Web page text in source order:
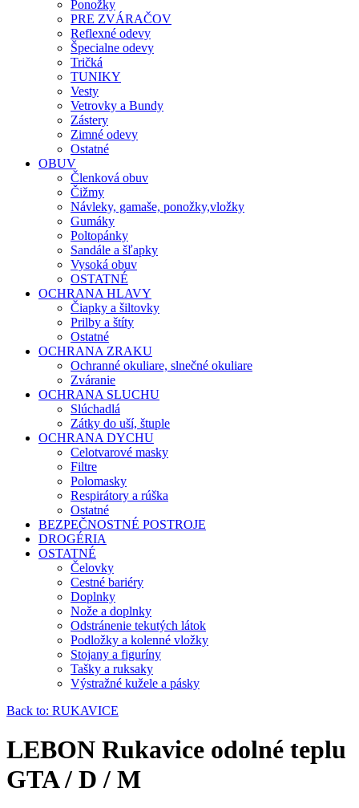
Ponožky
PRE ZVÁRAČOV
Reflexné odevy
Špecialne odevy
Tričká
TUNIKY
Vesty
Vetrovky a Bundy
Zástery
Zimné odevy
Ostatné
OBUV
Členková obuv
Čižmy
Návleky, gamaše, ponožky,vložky
Gumáky
Poltopánky
Sandále a šľapky
Vysoká obuv
OSTATNÉ
OCHRANA HLAVY
Čiapky a šiltovky
Prilby a štíty
Ostatné
OCHRANA ZRAKU
Ochranné okuliare, slnečné okuliare
Zváranie
OCHRANA SLUCHU
Slúchadlá
Zátky do uší, štuple
OCHRANA DYCHU
Celotvarové masky
Filtre
Polomasky
Respirátory a rúška
Ostatné
BEZPEČNOSTNÉ POSTROJE
DROGÉRIA
OSTATNÉ
Čelovky
Cestné bariéry
Doplnky
Nože a doplnky
Odstránenie tekutých látok
Podložky a kolenné vložky
Stojany a figuríny
Tašky a ruksaky
Výstražné kužele a pásky
Back to: RUKAVICE
LEBON Rukavice odolné teplu
GTA / D / M